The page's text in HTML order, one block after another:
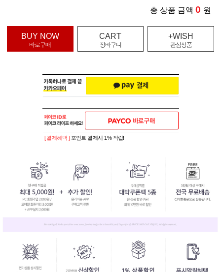
총 상품 금액 0 원
BUY NOW
바로구매
CART
장바구니
+WISH
관심상품
[ 결제혜택 ] 포인트 결제시 1% 적립!